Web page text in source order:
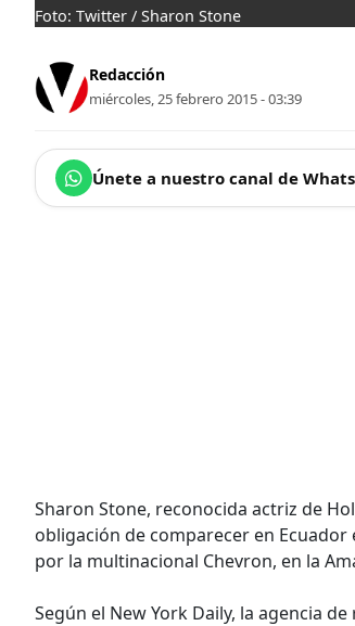
Foto: Twitter / Sharon Stone
Redacción
miércoles, 25 febrero 2015 - 03:39
Únete a nuestro canal de
Sharon Stone, reconocida actriz de
obligación de comparecer en
por la multinacional Chevron, en la
Según el New York Daily, la agencia